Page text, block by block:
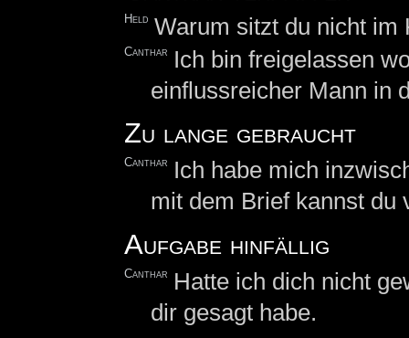
Held Warum sitzt du nicht im
Canthar
Ich bin freigelassen
einflussreicher Mann in
Zu lange gebraucht
Canthar
Ich habe mich
mit dem Brief kannst du
Aufgabe hinfällig
Canthar
Hatte ich dich nicht
dir gesagt habe.